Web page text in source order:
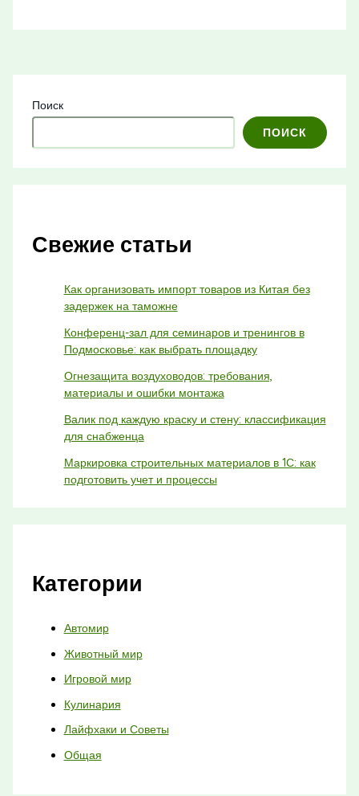
Поиск
ПОИСК
Свежие статьи
Как организовать импорт товаров из Китая без
задержек на таможне
Конференц-зал для семинаров и тренингов в
Подмосковье: как выбрать площадку
Огнезащита воздуховодов: требования,
материалы и ошибки монтажа
Валик под каждую краску и стену: классификация
для снабженца
Маркировка строительных материалов в 1С: как
подготовить учет и процессы
Категории
Автомир
Животный мир
Игровой мир
Кулинария
Лайфхаки и Советы
Общая